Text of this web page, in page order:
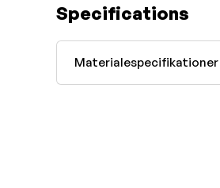
Specifications